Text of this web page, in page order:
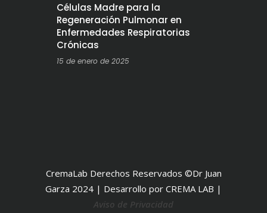
Células Madre para la
Regeneración Pulmonar en
Enfermedades Respiratorias
Crónicas
15 de enero de 2025
CremaLab Derechos Reservados ©Dr Juan
Garza 2024 | Desarrollo por CREMA LAB |
Aviso de Privacidad